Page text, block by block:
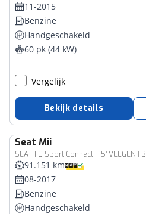
11-2015
Benzine
Handgeschakeld
60 pk (44 kW)
Vergelijk
Bekijk details
Seat Mii
91.151 km
08-2017
Benzine
Handgeschakeld